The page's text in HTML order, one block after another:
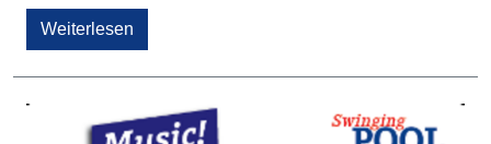
Weiterlesen